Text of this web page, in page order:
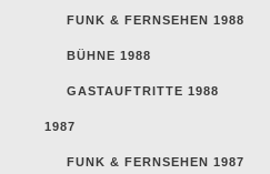
FUNK & FERNSEHEN 1988
BÜHNE 1988
GASTAUFTRITTE 1988
1987
FUNK & FERNSEHEN 1987